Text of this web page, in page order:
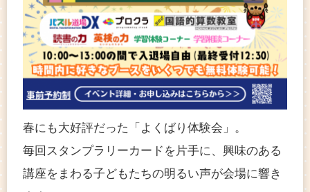
春にも大好評だった「よくばり体験会」。
毎回スタンプラリーカードを片手に、興味のある
講座をまわる子どもたちの明るい声が会場に響き